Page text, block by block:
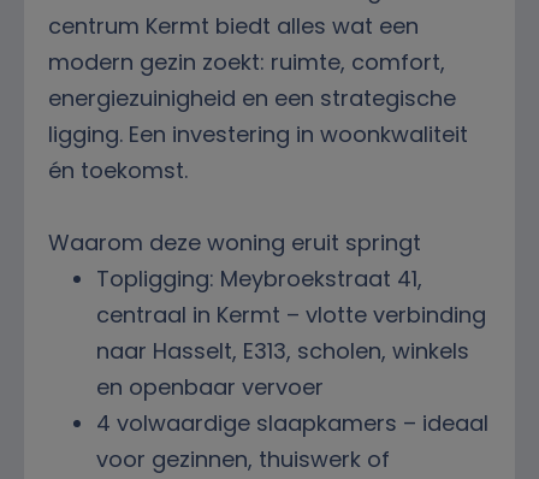
centrum Kermt biedt alles wat een
modern gezin zoekt: ruimte, comfort,
energiezuinigheid en een strategische
ligging. Een investering in woonkwaliteit
én toekomst.
Waarom deze woning eruit springt
Topligging: Meybroekstraat 41,
centraal in Kermt – vlotte verbinding
naar Hasselt, E313, scholen, winkels
en openbaar vervoer
4 volwaardige slaapkamers – ideaal
voor gezinnen, thuiswerk of